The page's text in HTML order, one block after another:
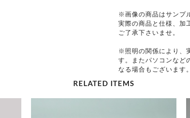
※画像の商品はサンプ
実際の商品と仕様、加
ご了承下さいませ。
※照明の関係により、
す。またパソコンなど
なる場合もございます
RELATED ITEMS